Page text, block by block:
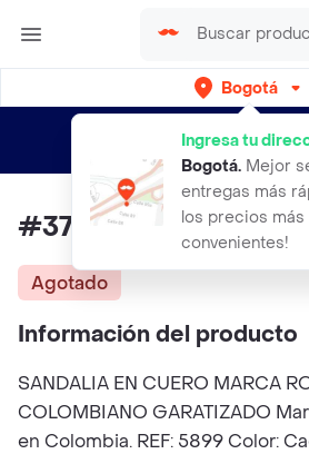
Bogotá
Ingresa tu
Bogotá. Mejor
entregas más
los precios más
convenientes!
envíos gratis por
#37 Romulo Sandalia
Agotado
Información del producto
SANDALIA EN CUERO MARCA
COLOMBIANO GARATIZADO
en Colombia. REF: 5899 Color: